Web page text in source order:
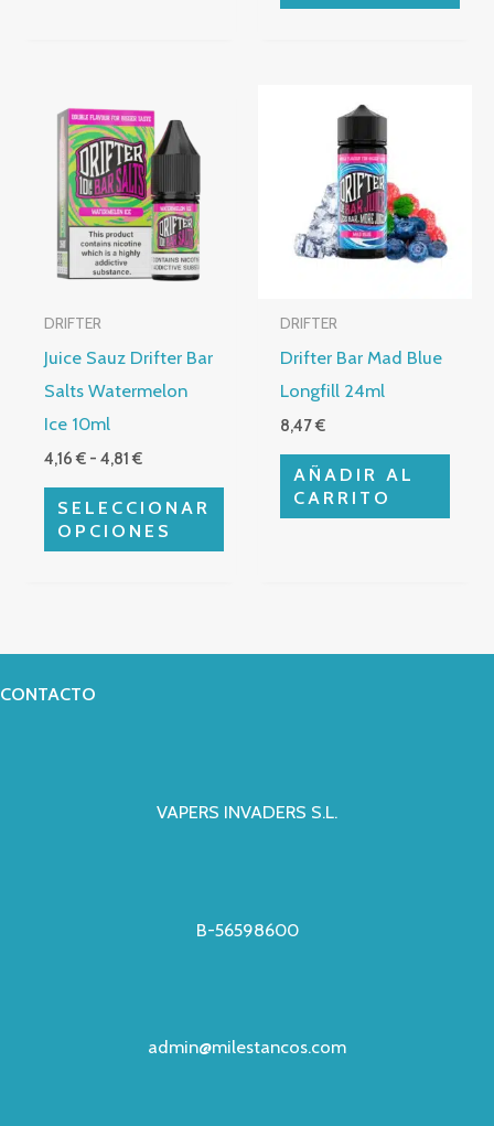
DRIFTER
Juice Sauz Drifter Bar
Salts Watermelon
Ice 10ml
4,16€ - 4,81€
de
precios:
desde
4,16 €
hasta
4,81 €
SELECCIONAR
OPCIONES
producto
tiene
múltiples
variantes.
Las
se
pueden
elegir
en
la
página
de
DRIFTER
Drifter Bar Mad Blue
Longfill 24ml
8,47€
AÑADIR AL
CARRITO
CONTACTO
VAPERS INVADERS S.L.
B-56598600
admin@milestancos.com